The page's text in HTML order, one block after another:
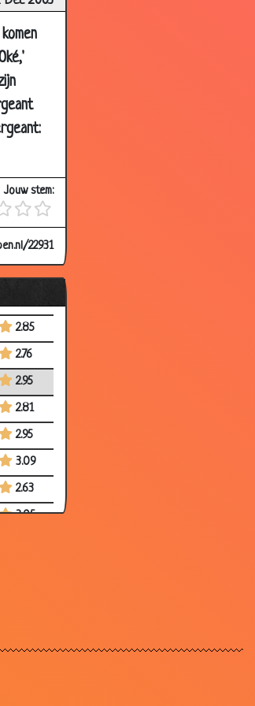
Jouw stem:
22931
3.27
3.12
3.42
3.51
2.78
3.18
2.57
3.63
2.99
2.85
2.76
2.95
2.81
2.95
3.09
2.63
3.05
3.43